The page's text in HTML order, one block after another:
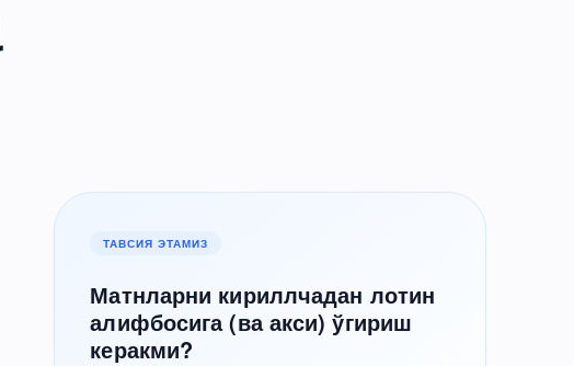
ТАВСИЯ ЭТАМИЗ
Матнларни кириллчадан лотин
алифбосига (ва акси) ўгириш
керакми?